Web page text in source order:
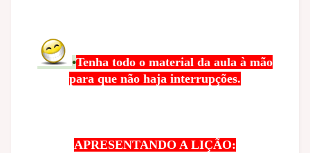
•Tenha todo o material da aula à mão
para que não haja interrupções.
APRESENTANDO A LIÇÃO: